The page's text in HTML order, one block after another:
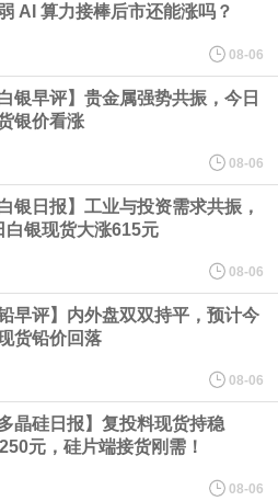
，跟随隔夜交易中回调的美国同行，凸显了
剧。 日本市场中，软银股价收盘下跌4.4%，
子股价下跌近6%，日本存储芯片制造商铠侠
以来最大单日涨幅，上涨25%至11个月高位。
心枢纽建设工作正在如火如荼推进，项目所
开挖，露出赤红土层，并修出层层台地。但
续高涨，给这家美国科技巨头总规模 150 亿
碍
AI 算力接棒后市还能涨吗？
08-06
白银早评】贵金属强势共振，今日
银价看涨
08-06
白银日报】工业与投资需求共振，
白银现货大涨615元
08-06
铅早评】内外盘双双持平，预计今
货铅价回落
08-06
多晶硅日报】复投料现货持稳
元，硅片端接货刚需！
08-06